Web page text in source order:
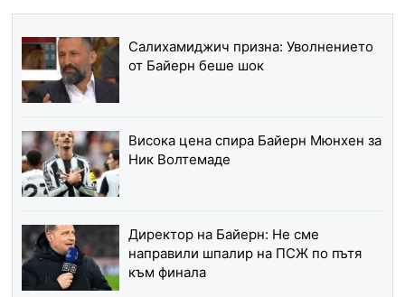
Салихамиджич призна: Уволнението
от Байерн беше шок
Висока цена спира Байерн Мюнхен за
Ник Волтемаде
Директор на Байерн: Не сме
направили шпалир на ПСЖ по пътя
към финала